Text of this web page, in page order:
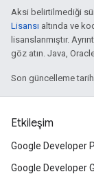
Aksi belirtilmediği
Lisansı altında ve
lisanslanmıştır.
göz atın. Java,
Son güncelleme
Etkileşim
Google Developer
Google Developer